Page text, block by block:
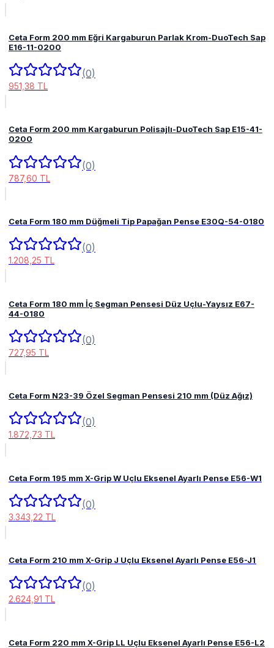
Ceta Form 200 mm Eğri Kargaburun Parlak Krom-DuoTech Sap
E16-11-0200
(0)
951,38 TL
Ceta Form 200 mm Kargaburun Polisajlı-DuoTech Sap E15-41-
0200
(0)
787,60 TL
Ceta Form 180 mm Düğmeli Tip Papağan Pense E30Q-54-0180
(0)
1.208,25 TL
Ceta Form 180 mm İç Segman Pensesi Düz Uçlu-Yaysız E67-
44-0180
(0)
727,95 TL
Ceta Form N23-39 Özel Segman Pensesi 210 mm (Düz Ağız)
(0)
1.872,73 TL
Ceta Form 195 mm X-Grip W Uçlu Eksenel Ayarlı Pense E56-W1
(0)
3.343,22 TL
Ceta Form 210 mm X-Grip J Uçlu Eksenel Ayarlı Pense E56-J1
(0)
2.624,91 TL
Ceta Form 220 mm X-Grip LL Uçlu Eksenel Ayarlı Pense E56-L2